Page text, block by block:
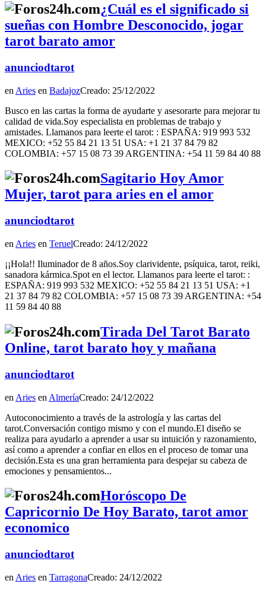
¿Cuál es el significado si
sueñas con Hombre Desconocido, jogar
tarot barato amor
anunciodtarot
en Aries en BadajozCreado: 25/12/2022
Busco en las cartas la forma de ayudarte y asesorarte para mejorar tu
calidad de vida.Soy especialista en problemas de trabajo y
amistades. Llamanos para leerte el tarot: : ESPAÑA: 919 993 532
MEXICO: +52 55 84 21 13 51 USA: +1 21 37 84 79 82
COLOMBIA: +57 15 08 73 39 ARGENTINA: +54 11 59 84 40 88
Sagitario Hoy Amor
Mujer, tarot para aries en el amor
anunciodtarot
en Aries en TeruelCreado: 24/12/2022
¡¡Hola!! Iluminador de 8 años.Soy clarividente, psíquica, tarot, reiki,
sanadora kármica.Spot en el lector. Llamanos para leerte el tarot: :
ESPAÑA: 919 993 532 MEXICO: +52 55 84 21 13 51 USA: +1
21 37 84 79 82 COLOMBIA: +57 15 08 73 39 ARGENTINA: +54
11 59 84 40 88
Tirada Del Tarot Barato
Online, tarot barato hoy y mañana
anunciodtarot
en Aries en AlmeríaCreado: 24/12/2022
Autoconocimiento a través de la astrología y las cartas del
tarot.Conversación contigo mismo y con el mundo.El diseño se
realiza para ayudarlo a aprender a usar su intuición y razonamiento,
así como a aprender a confiar en ellos en el proceso de tomar una
decisión.Esta es una gran herramienta para despejar su cabeza de
emociones y pensamientos...
Horóscopo De
Capricornio De Hoy Barato, tarot amor
economico
anunciodtarot
en Aries en TarragonaCreado: 24/12/2022